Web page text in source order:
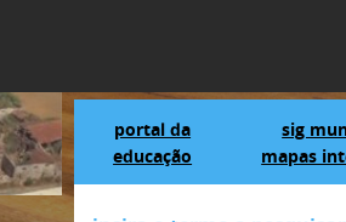
portal da
educação
sig
mapas